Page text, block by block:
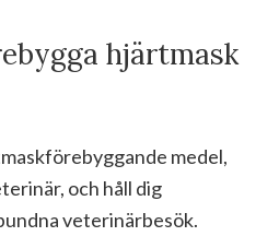
hjärtmask
medel,
och håll dig
veterinärbesök.